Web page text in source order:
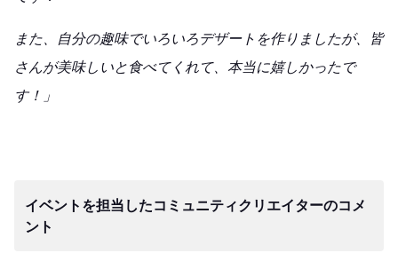
また、自分の趣味でいろいろデザートを作りましたが、皆
さんが美味しいと食べてくれて、本当に嬉しかったで
す！」
イベントを担当したコミュニティクリエイターのコメ
ント